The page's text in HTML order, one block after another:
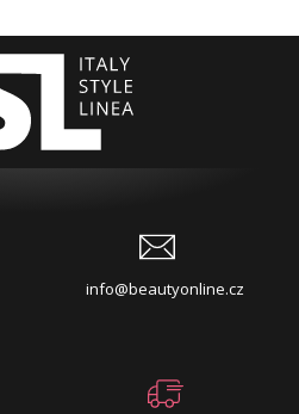
info@beautyonline.cz